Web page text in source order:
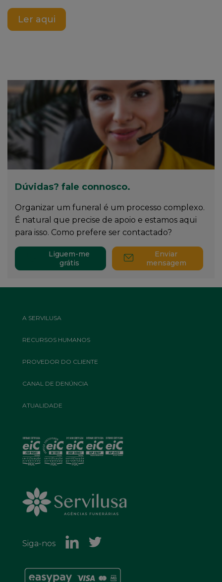
Ler aqui
Dúvidas? fale connosco.
Organizar um funeral é um processo complexo.
É natural que precise de apoio e estamos aqui
para isso. Como prefere ser contactado?
Liguem-me
grátis
Enviar
mensagem
Top
A SERVILUSA
RECURSOS HUMANOS
PROVEDOR DO CLIENTE
CANAL DE DENÚNCIA
ATUALIDADE
Siga-nos